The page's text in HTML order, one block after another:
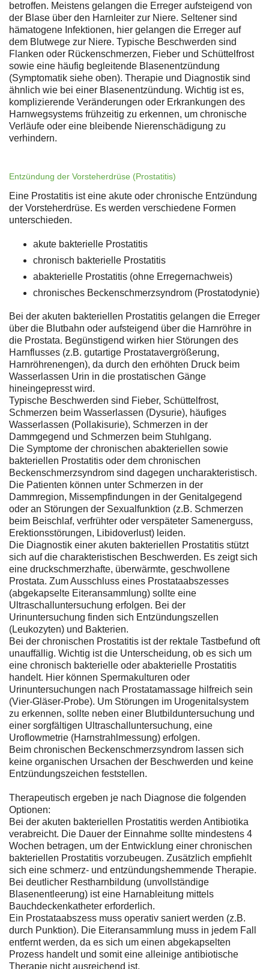
betroffen. Meistens gelangen die Erreger aufsteigend von
der Blase über den Harnleiter zur Niere. Seltener sind
hämatogene Infektionen, hier gelangen die Erreger auf
dem Blutwege zur Niere. Typische Beschwerden sind
Flanken oder Rückenschmerzen, Fieber und Schüttelfrost
sowie eine häufig begleitende Blasenentzündung
(Symptomatik siehe oben). Therapie und Diagnostik sind
ähnlich wie bei einer Blasenentzündung. Wichtig ist es,
komplizierende Veränderungen oder Erkrankungen des
Harnwegsystems frühzeitig zu erkennen, um chronische
Verläufe oder eine bleibende Nierenschädigung zu
verhindern.
Entzündung der Vorsteherdrüse (Prostatitis)
Eine Prostatitis ist eine akute oder chronische Entzündung
der Vorsteherdrüse. Es werden verschiedene Formen
unterschieden.
akute bakterielle Prostatitis
chronisch bakterielle Prostatitis
abakterielle Prostatitis (ohne Erregernachweis)
chronisches Beckenschmerzsyndrom (Prostatodynie)
Bei der akuten bakteriellen Prostatitis gelangen die Erreger
über die Blutbahn oder aufsteigend über die Harnröhre in
die Prostata. Begünstigend wirken hier Störungen des
Harnflusses (z.B. gutartige Prostatavergrößerung,
Harnröhrenengen), da durch den erhöhten Druck beim
Wasserlassen Urin in die prostatischen Gänge
hineingepresst wird.
Typische Beschwerden sind Fieber, Schüttelfrost,
Schmerzen beim Wasserlassen (Dysurie), häufiges
Wasserlassen (Pollakisurie), Schmerzen in der
Dammgegend und Schmerzen beim Stuhlgang.
Die Symptome der chronischen abakteriellen sowie
bakteriellen Prostatitis oder dem chronischen
Beckenschmerzsyndrom sind dagegen uncharakteristisch.
Die Patienten können unter Schmerzen in der
Dammregion, Missempfindungen in der Genitalgegend
oder an Störungen der Sexualfunktion (z.B. Schmerzen
beim Beischlaf, verfrühter oder verspäteter Samenerguss,
Erektionsstörungen, Libidoverlust) leiden.
Die Diagnostik einer akuten bakteriellen Prostatitis stützt
sich auf die charakteristischen Beschwerden. Es zeigt sich
eine druckschmerzhafte, überwärmte, geschwollene
Prostata. Zum Ausschluss eines Prostataabszesses
(abgekapselte Eiteransammlung) sollte eine
Ultraschalluntersuchung erfolgen. Bei der
Urinuntersuchung finden sich Entzündungszellen
(Leukozyten) und Bakterien.
Bei der chronischen Prostatitis ist der rektale Tastbefund oft
unauffällig. Wichtig ist die Unterscheidung, ob es sich um
eine chronisch bakterielle oder abakterielle Prostatitis
handelt. Hier können Spermakulturen oder
Urinuntersuchungen nach Prostatamassage hilfreich sein
(Vier-Gläser-Probe). Um Störungen im Urogenitalsystem
zu erkennen, sollte neben einer Blutbilduntersuchung und
einer sorgfältigen Ultraschalluntersuchung, eine
Uroflowmetrie (Harnstrahlmessung) erfolgen.
Beim chronischen Beckenschmerzsyndrom lassen sich
keine organischen Ursachen der Beschwerden und keine
Entzündungszeichen feststellen.
Therapeutisch ergeben je nach Diagnose die folgenden
Optionen:
Bei der akuten bakteriellen Prostatitis werden Antibiotika
verabreicht. Die Dauer der Einnahme sollte mindestens 4
Wochen betragen, um der Entwicklung einer chronischen
bakteriellen Prostatitis vorzubeugen. Zusätzlich empfiehlt
sich eine schmerz- und entzündungshemmende Therapie.
Bei deutlicher Restharnbildung (unvollständige
Blasenentleerung) ist eine Harnableitung mittels
Bauchdeckenkatheter erforderlich.
Ein Prostataabszess muss operativ saniert werden (z.B.
durch Punktion). Die Eiteransammlung muss in jedem Fall
entfernt werden, da es sich um einen abgekapselten
Prozess handelt und somit eine alleinige antibiotische
Therapie nicht ausreichend ist.